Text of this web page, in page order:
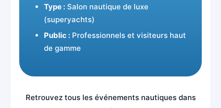
Type : Salon nautique de luxe
(superyachts)
Public : Professionnels et visiteurs haut
de gamme
Retrouvez tous les événements nautiques dans